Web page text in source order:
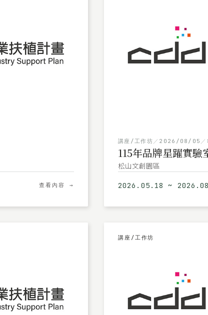
查看內容 →
講座/工作坊 ／ 2026/08/05 ／
115年品牌星躍實
松山文創園區
2026.05.18 ~
講座/工作坊